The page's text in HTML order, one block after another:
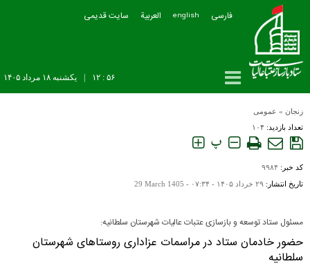
فارسی english العربیة سایت قدیمی
يکشنبه ۱۸ مرداد ۱۴۰۵ ۵۶ : ۱۲
زنجان » عمومی
تعداد بازدید: ۱۰۴
پ
کد خبر: ۹۹۸۴
تاریخ انتشار: ۲۹ خرداد ۱۴۰۵ - ۰۷:۳۴ - 29 March 1405
مسئول ستاد توسعه و بازسازی عتبات عالیات شهرستان سلطانیه:
حضور خادمان ستاد در مراسمات عزاداری روستاهای شهرستان
سلطانیه